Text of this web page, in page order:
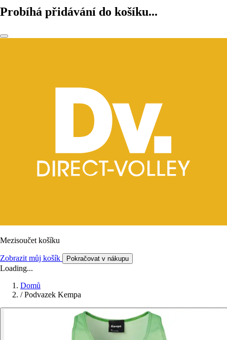
Probíhá přidávání do košíku...
Mezisoučet košíku
Zobrazit můj košík Pokračovat v nákupu
Loading...
Domů
/ Podvazek Kempa